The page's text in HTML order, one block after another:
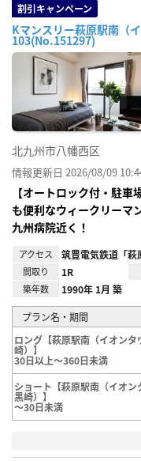
割引キャンペーン
Kマンスリー萩原駅南（
103(No.151297)
北九州市八幡西区
情報更新日 2026/08/09
【オートロック付・駐
も便利なウィークリーマ
九州病院近く！
アクセス 筑豊電気鉄道「萩
間取り 1R
築年数 1990年 1月 築
プラン名・期間
ロング【萩原駅南（イオンタ
崎）】
30日以上～360日未満
ショート【萩原駅南（イオン
黒崎）】
～30日未満